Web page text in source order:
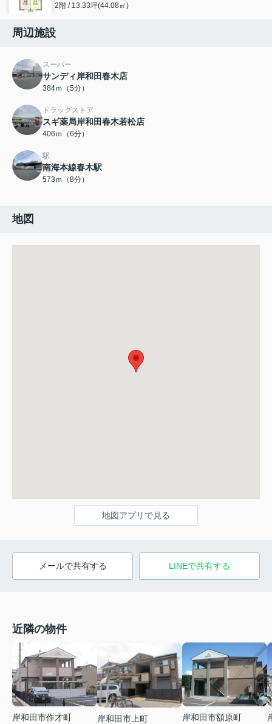
2階 / 13.33坪(44.08㎡)
周辺施設
スーパー
サンディ岸和田春木店
384ｍ（5分）
ドラッグストア
スギ薬局岸和田春木若松店
406ｍ（6分）
駅
南海本線春木駅
573ｍ（8分）
地図
地図アプリで見る
メールで共有する LINEで共有する
近隣の物件
岸和田市作才町
岸和田市上町
岸和田市額原町